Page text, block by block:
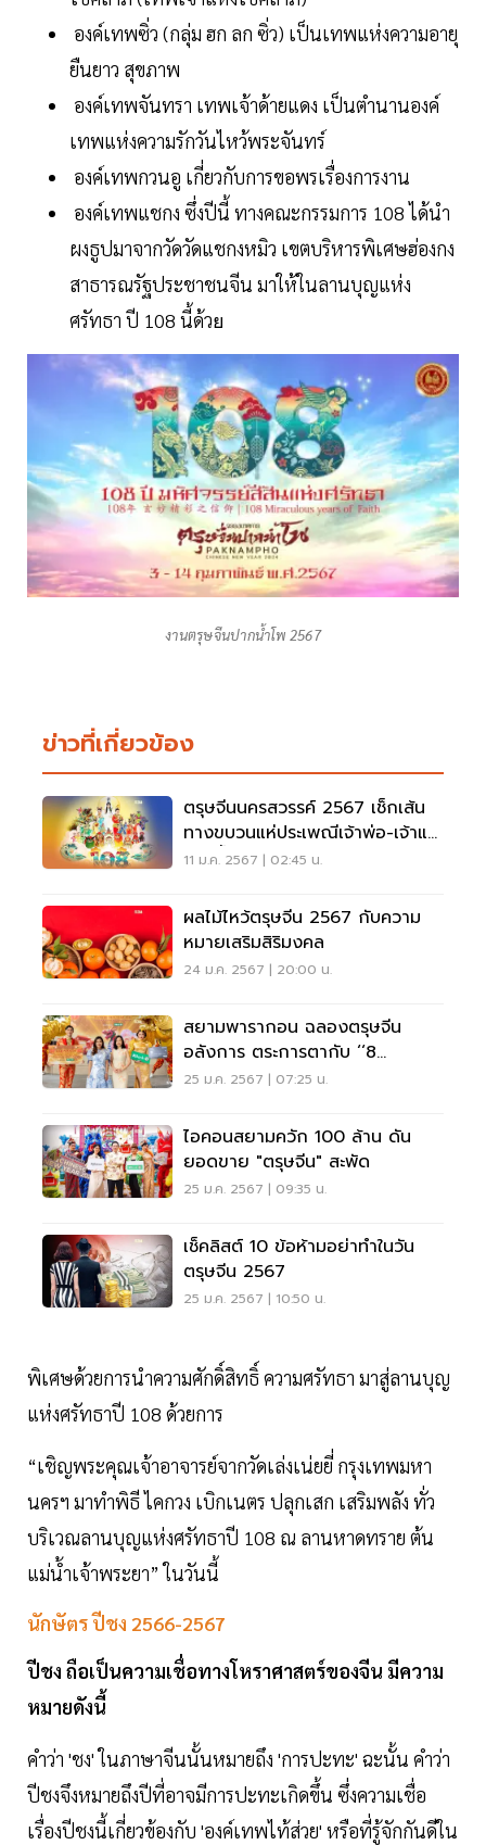
องค์เทพซิ่ว (กลุ่ม ฮก ลก ซิ่ว) เป็นเทพแห่งความอายุ
ยืนยาว สุขภาพ
องค์เทพจันทรา เทพเจ้าด้ายแดง เป็นตำนานองค์
เทพแห่งความรักวันไหว้พระจันทร์
องค์เทพกวนอู เกี่ยวกับการขอพรเรื่องการงาน
องค์เทพแชกง ซึ่งปีนี้ ทางคณะกรรมการ 108 ได้นำ
ผงธูปมาจากวัดวัดแชกงหมิว เขตบริหารพิเศษฮ่องกง
สาธารณรัฐประชาชนจีน มาให้ในลานบุญแห่ง
ศรัทธา ปี 108 นี้ด้วย
งานตรุษจีนปากน้ำโพ 2567
ข่าวที่เกี่ยวข้อง
ตรุษจีนนครสวรรค์ 2567 เช็กเส้น
ทางขบวนแห่ประเพณีเจ้าพ่อ-เจ้าแม่
ปากน้ำโพ
11 ม.ค. 2567 | 02:45 น.
ผลไม้ไหว้ตรุษจีน 2567 กับความ
หมายเสริมสิริมงคล
24 ม.ค. 2567 | 20:00 น.
สยามพารากอน ฉลองตรุษจีน
อลังการ ตระการตากับ ‘‘8
มหัศจรรย์เบิกศักราชปีมะโรง
25 ม.ค. 2567 | 07:25 น.
ไอคอนสยามควัก 100 ล้าน ดัน
ยอดขาย "ตรุษจีน" สะพัด
25 ม.ค. 2567 | 09:35 น.
เช็คลิสต์ 10 ข้อห้ามอย่าทำในวัน
ตรุษจีน 2567
25 ม.ค. 2567 | 10:50 น.
พิเศษด้วยการนำความศักดิ์สิทธิ์ ความศรัทธา มาสู่ลานบุญ
แห่งศรัทธาปี 108 ด้วยการ
“เชิญพระคุณเจ้าอาจารย์จากวัดเล่งเน่ยยี่ กรุงเทพมหา
นครฯ มาทำพิธี ไคกวง เบิกเนตร ปลุกเสก เสริมพลัง ทั่ว
บริเวณลานบุญแห่งศรัทธาปี 108 ณ ลานหาดทราย ต้น
แม่น้ำเจ้าพระยา” ในวันนี้
นักษัตร ปีชง 2566-2567
ปีชง ถือเป็นความเชื่อทางโหราศาสตร์ของจีน มีความ
หมายดังนี้
คำว่า 'ชง' ในภาษาจีนนั้นหมายถึง 'การปะทะ' ฉะนั้น คำว่า
ปีชงจึงหมายถึงปีที่อาจมีการปะทะเกิดขึ้น ซึ่งความเชื่อ
เรื่องปีชงนี้เกี่ยวข้องกับ 'องค์เทพไท้ส่วย' หรือที่รู้จักกันดีใน